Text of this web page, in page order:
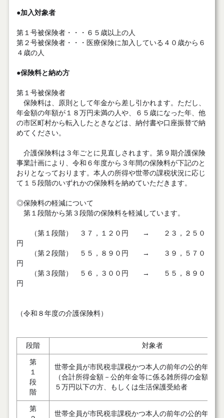
●加入対象者
第１号被保険者・・・６５歳以上の人
第２号被保険者・・・医療保険に加入している４０歳から６
４歳の人
●保険料と納め方
第１号被保険者
保険料は、原則として年金から差し引かれます。ただし、
年金額の年額が１８万円未満の人や、６５歳になった年、他
の市区町村から転入したときなどは、納付書や口座振替で納
めてください。
介護保険料は３年ごとに見直しされます。第９期介護保険
事業計画により、令和６年度から３年間の保険料が下記のと
おりとなっております。本人の所得や世帯の課税状況に応じ
て１５段階のいずれかの保険料を納めていただきます。
◎保険料の軽減について
第１段階から第３段階の保険料を軽減しています。
（第１段階） ３７，１２０円 → ２３，２５０
円
（第２段階） ５５，８９０円 → ３９，５７０
円
（第３段階） ５６，３００円 → ５５，８９０
円
（令和８年度の介護保険料）
段階 対象者
第
１
段
階
世帯全員が市民税非課税かつ本人の前年の公的年金
（合計所得金額－公的年金等に係る雑所得の金額）
５万円以下の方、もしくは生活保護受給者
第
世帯全員が市民税非課税かつ本人の前年の公的年金